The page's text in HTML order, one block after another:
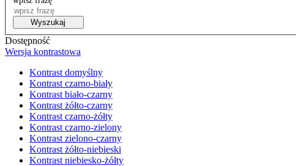
Wyszukaj
Dostępność
Wersja kontrastowa
Kontrast domyślny
Kontrast czarno-biały
Kontrast biało-czarny
Kontrast żółto-czarny
Kontrast czarno-żółty
Kontrast czarno-zielony
Kontrast zielono-czarny
Kontrast żółto-niebieski
Kontrast niebiesko-żółty